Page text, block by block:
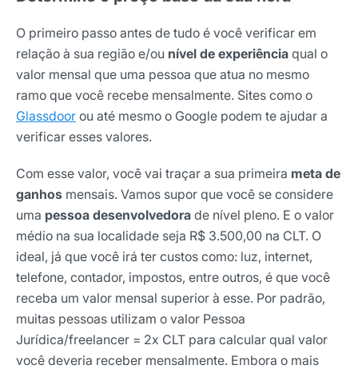
O primeiro passo antes de tudo é você verificar em
relação à sua região e/ou nível de experiência qual o
valor mensal que uma pessoa que atua no mesmo
ramo que você recebe mensalmente. Sites como o
Glassdoor ou até mesmo o Google podem te ajudar a
verificar esses valores.
Com esse valor, você vai traçar a sua primeira meta de
ganhos mensais. Vamos supor que você se considere
uma pessoa desenvolvedora de nível pleno. E o valor
médio na sua localidade seja R$ 3.500,00 na CLT. O
ideal, já que você irá ter custos como: luz, internet,
telefone, contador, impostos, entre outros, é que você
receba um valor mensal superior à esse. Por padrão,
muitas pessoas utilizam o valor Pessoa
Jurídica/freelancer = 2x CLT para calcular qual valor
você deveria receber mensalmente. Embora o mais